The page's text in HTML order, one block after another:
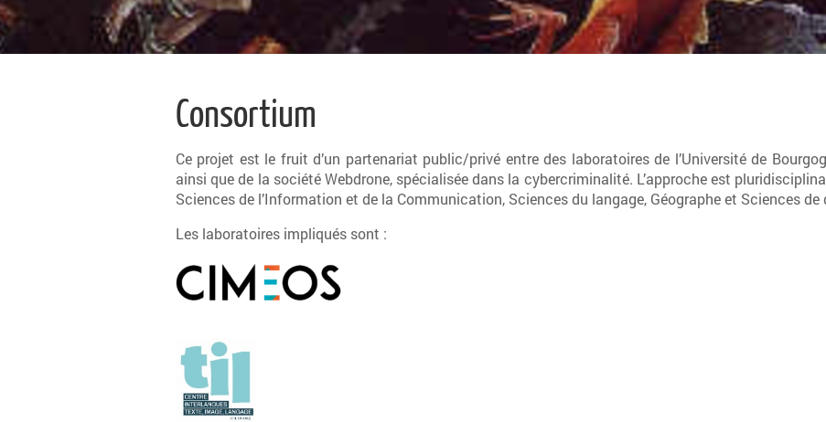
Consortium
Ce projet est le fruit d’un partenariat public/privé entre des laboratoires de l’Université de
ainsi que de la société Webdrone, spécialisée dans la cybercriminalité. L’approche est
Sciences de l’Information et de la Communication, Sciences du langage, Géographe et Sciences de
Les laboratoires impliqués sont :